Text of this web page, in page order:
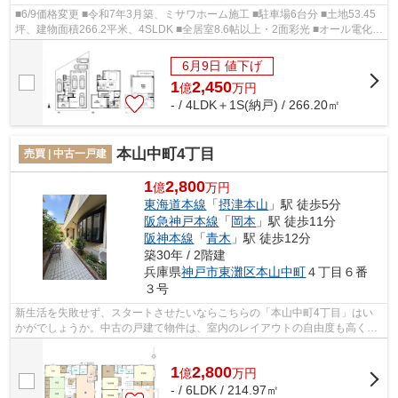
■6/9価格変更 ■令和7年3月築、ミサワホーム施工 ■駐車場6台分 ■土地53.45
坪、建物面積266.2平米、4SLDK ■全居室8.6帖以上・2面彩光 ■オール電化住
6月9日 値下げ
1億2,450万円
- / 4LDK＋1S(納戸) / 266.20㎡
売買 | 中古一戸建 本山中町4丁目
1億2,800万円
東海道本線 「摂津本山 」駅 徒歩5分
阪急神戸本線 「岡本 」駅 徒歩11分
阪神本線 「青木 」駅 徒歩12分
築30年 / 2階建
兵庫県神戸市東灘区本山中町４丁目６番
３号
新生活を失敗せず、スタートさせたいならこちらの「本山中町4丁目」はい
かがでしょうか。中古の戸建て物件は、室内のレイアウトの自由度も高く好
みの部屋を作れます。快適な住宅市街地...
1億2,800万円
- / 6LDK / 214.97㎡